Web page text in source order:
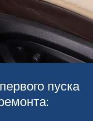
пуска